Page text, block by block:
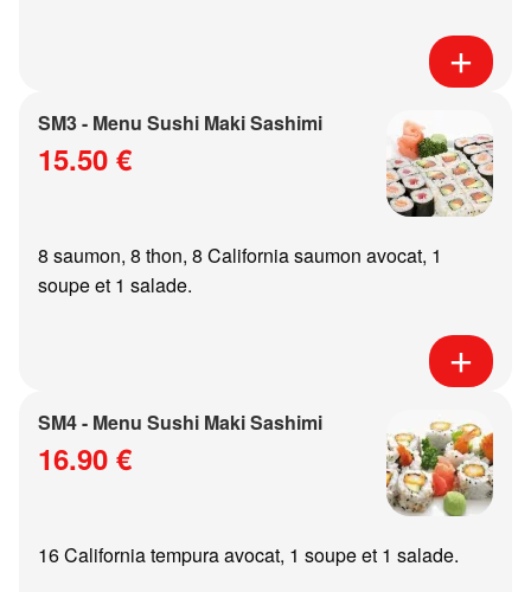
SM3 - Menu Sushi Maki Sashimi
15.50 €
8 saumon, 8 thon, 8 California saumon avocat, 1
soupe et 1 salade.
SM4 - Menu Sushi Maki Sashimi
16.90 €
16 California tempura avocat, 1 soupe et 1 salade.